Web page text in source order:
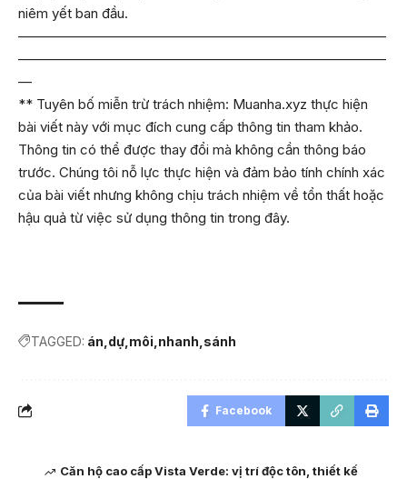
niêm yết ban đầu.
———————————————————————————
———————————————————————————
—
** Tuyên bố miễn trừ trách nhiệm: Muanha.xyz thực hiện
bài viết này với mục đích cung cấp thông tin tham khảo.
Thông tin có thể được thay đổi mà không cần thông báo
trước. Chúng tôi nỗ lực thực hiện và đảm bảo tính chính xác
của bài viết nhưng không chịu trách nhiệm về tổn thất hoặc
hậu quả từ việc sử dụng thông tin trong đây.
TAGGED: án dự môi nhanh sánh
Facebook
Căn hộ cao cấp Vista Verde: vị trí độc tôn, thiết kế